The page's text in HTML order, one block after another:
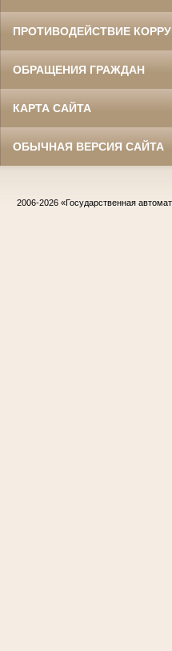
ПРОТИВОДЕЙСТВИЕ
ОБРАЩЕНИЯ ГРАЖДАН
КАРТА САЙТА
ОБЫЧНАЯ ВЕРСИЯ САЙТА
2006-2026 «Государственная